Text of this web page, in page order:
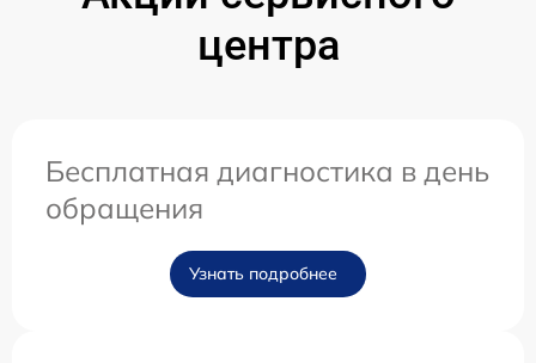
центра
Бесплатная диагностика в день
обращения
Узнать подробнее